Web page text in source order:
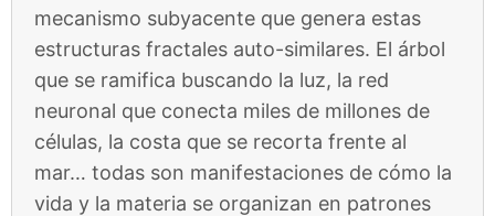
mecanismo subyacente que genera estas
estructuras fractales auto-similares. El árbol
que se ramifica buscando la luz, la red
neuronal que conecta miles de millones de
células, la costa que se recorta frente al
mar… todas son manifestaciones de cómo la
vida y la materia se organizan en patrones